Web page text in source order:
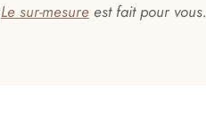
Le sur-mesureest fait pour vous.